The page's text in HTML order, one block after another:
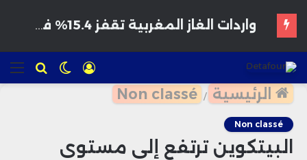
للبحث الوضع
المظلم
تسجيل
الدخول
الرئيسية /
Non classé
Non classé
البيتكوين ترتفع إلى مستوى